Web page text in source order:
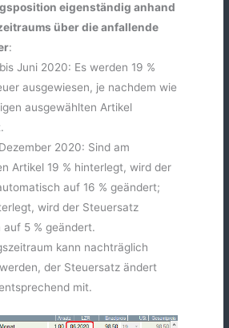
eigenständig anhand
über die anfallende
:
Juni 2020: Es werden 19 %
ausgewiesen, je nachdem wie
ausgewählten Artikel
2020: Sind am
Artikel 19 % hinterlegt, wird der
auf 16 % geändert;
wird der Steuersatz
5 % geändert.
kann nachträglich
der Steuersatz ändert
mit.